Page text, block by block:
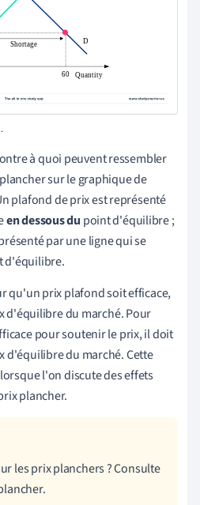
à quoi peuvent ressembler
sur le graphique de
plafond de prix est représenté
en dessous du point d'équilibre ;
par une ligne qui se
d'équilibre.
qu'un prix plafond soit efficace,
d'équilibre du marché. Pour
pour soutenir le prix, il doit
d'équilibre du marché. Cette
l'on discute des effets
plancher.
les prix planchers ? Consulte